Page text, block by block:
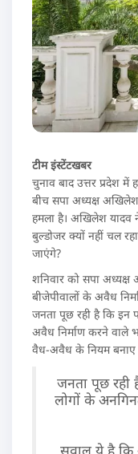
टीम इंस्टेंटखबर
चुनाव बाद उत्तर प्रदेश
बीच सपा अध्यक्ष
हमला है। अखिलेश यादव
बुल्डोजर क्यों नहीं चल
जाएंगे?
शनिवार को सपा
बीजेपीवालों के अवैध
जनता पूछ रही है कि इन
अवैध निर्माण करने वाले
वैध-अवैध के नियम बनाए
जनता पूछ रही
लोगों के
सवाल ये है कि